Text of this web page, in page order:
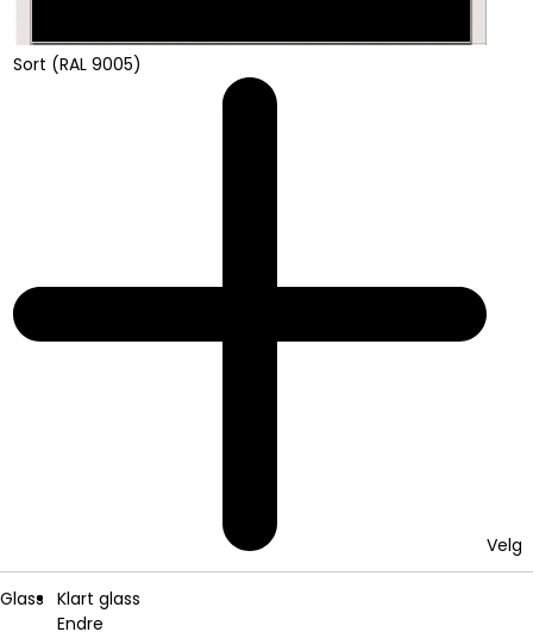
Sort (RAL 9005)
Velg
Glass
Klart glass
Endre